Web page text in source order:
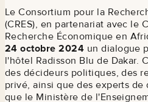
Le Consortium pour la
(CRES), en partenariat avec le
Recherche Économique en
24 octobre 2024 un dialogue
l'hôtel Radisson Blu de Dakar.
des décideurs politiques, des
privé, ainsi que des experts
que le Ministère de